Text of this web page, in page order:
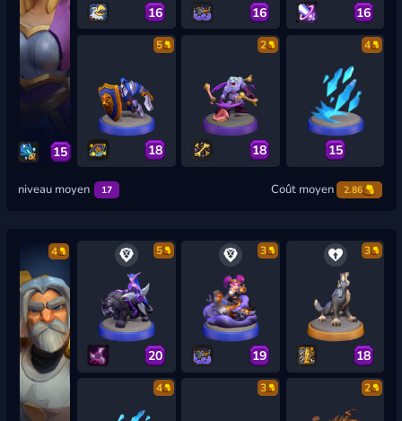
15
16 16 16
5
18
2
18
4
15
niveau moyen 17 Coût moyen 2.86
4 5
20
3
19
3
18
4 3 2